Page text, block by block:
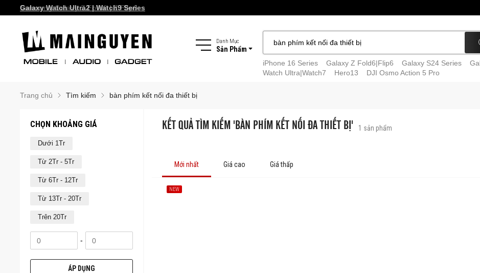
Galaxy Watch Ultra2 | Watch9 Series
Samsung Galaxy Z Fold8 | Z Flip8
Danh Mục
Sản Phẩm
iPhone 16 Series
Galaxy Z Fold6|Flip6 Galaxy S24 Series
Watch Ultra|Watch7
Hero13 DJI Osmo Action 5 Pro
Trang chủ Tìm kiếm bàn phím kết nối đa thiết bị
CHỌN KHOẢNG GIÁ
Dưới 1Tr
Từ 2Tr - 5Tr
Từ 6Tr - 12Tr
Từ 13Tr - 20Tr
Trên 20Tr
-
ÁP DỤNG
KẾT QUẢ TÌM KIẾM 'BÀN PHÍM KẾT NỐI ĐA THIẾT BỊ' 1 sản phẩm
Mới nhất Giá cao Giá thấp
NEW